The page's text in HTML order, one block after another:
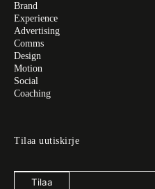
Brand
Experience
Advertising
Comms
Design
Motion
Social
Coaching
Tilaa uutiskirje
Tilaa